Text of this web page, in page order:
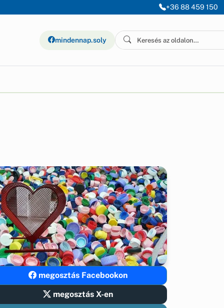
+36 88 459 150
mindennap.soly
megosztás Facebookon
megosztás X-en